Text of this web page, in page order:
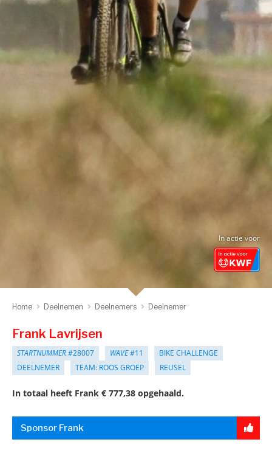
In actie voor
Home Deelnemen Deelnemers Deelnemer
Frank Lavrijsen
STARTNUMMER#28007 WAVE#11
BIKE CHALLENGE
DEELNEMER
TEAM: ROOS GROEP REUSEL
In totaal heeft Frank € 777,38 opgehaald.
Sponsor Frank